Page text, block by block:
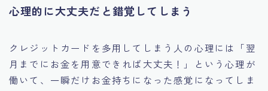
心理的に大丈夫だと錯覚してしまう
クレジットカードを多用してしまう人の心理には 「翌
月までにお金を用意できれば大丈夫！」
という心理が
働いて、一瞬だけお金持ちになった感覚になってしま